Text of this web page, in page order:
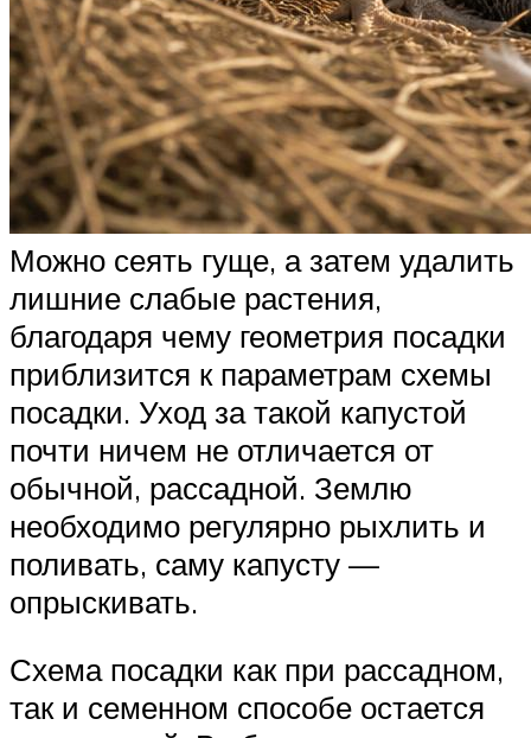
Можно сеять гуще, а затем удалить
лишние слабые растения,
благодаря чему геометрия посадки
приблизится к параметрам схемы
посадки. Уход за такой капустой
почти ничем не отличается от
обычной, рассадной. Землю
необходимо регулярно рыхлить и
поливать, саму капусту —
опрыскивать.
Схема посадки как при рассадном,
так и семенном способе остается